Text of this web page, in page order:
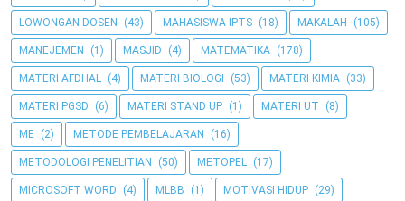
LOWONGAN DOSEN (43) MAHASISWA IPTS (18) MAKALAH (105)
MANEJEMEN (1) MASJID (4) MATEMATIKA (178)
MATERI AFDHAL (4) MATERI BIOLOGI (53) MATERI KIMIA (33)
MATERI PGSD (6) MATERI STAND UP (1) MATERI UT (8)
ME (2) METODE PEMBELAJARAN (16)
METODOLOGI PENELITIAN (50) METOPEL (17)
MICROSOFT WORD (4) MLBB (1) MOTIVASI HIDUP (29)